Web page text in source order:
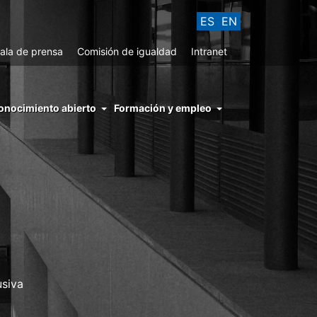
ES EN
de prensa Comisión de igualdad Intranet
abierto Formación y empleo